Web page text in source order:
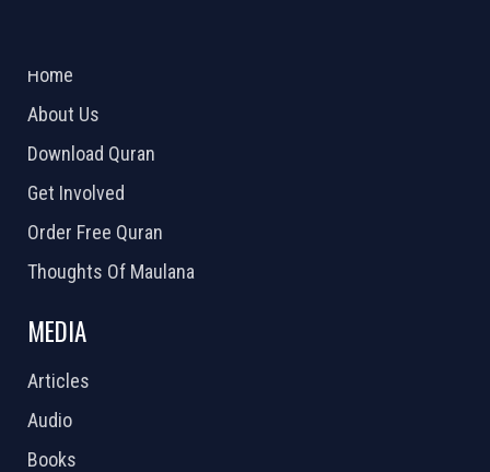
Home
About Us
Download Quran
Get Involved
Order Free Quran
Thoughts Of Maulana
MEDIA
Articles
Audio
Books